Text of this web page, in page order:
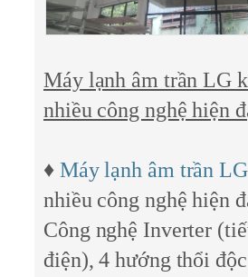
Máy lạnh âm trần LG
nhiều công nghệ hiện
♦ Máy lạnh âm trần LG
nhiều công nghệ hiện
Công nghệ Inverter
điện), 4 hướng thổi